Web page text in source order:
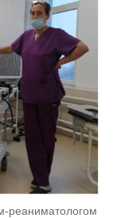
реаниматологом